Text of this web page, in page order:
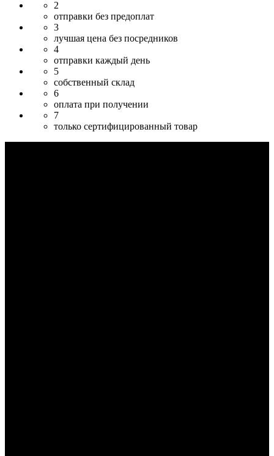
2
отправки без предоплат
3
лучшая цена без посредников
4
отправки каждый день
5
собственный склад
6
оплата при получении
7
только сертифицированный товар